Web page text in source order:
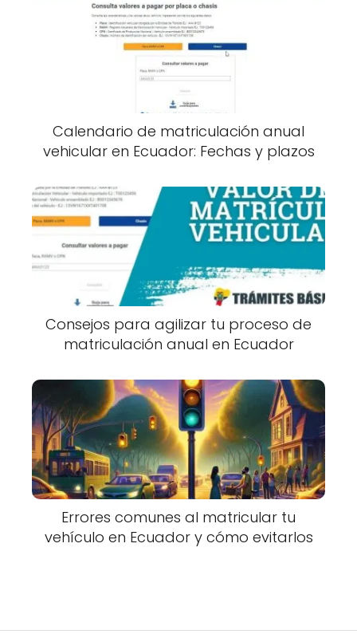
Calendario de matriculación anual
vehicular en Ecuador: Fechas y plazos
Consejos para agilizar tu proceso de
matriculación anual en Ecuador
Errores comunes al matricular tu
vehículo en Ecuador y cómo evitarlos